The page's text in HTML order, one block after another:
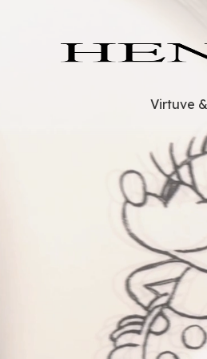
Virtuve